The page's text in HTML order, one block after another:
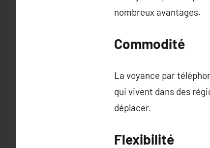
nombreux avantages.
Commodité
La voyance par
qui vivent dans des
déplacer.
Flexibilité